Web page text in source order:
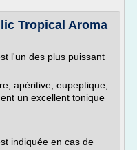
Tropical Aroma
l'un des plus puissant
apéritive, eupeptique,
un excellent tonique
indiquée en cas de